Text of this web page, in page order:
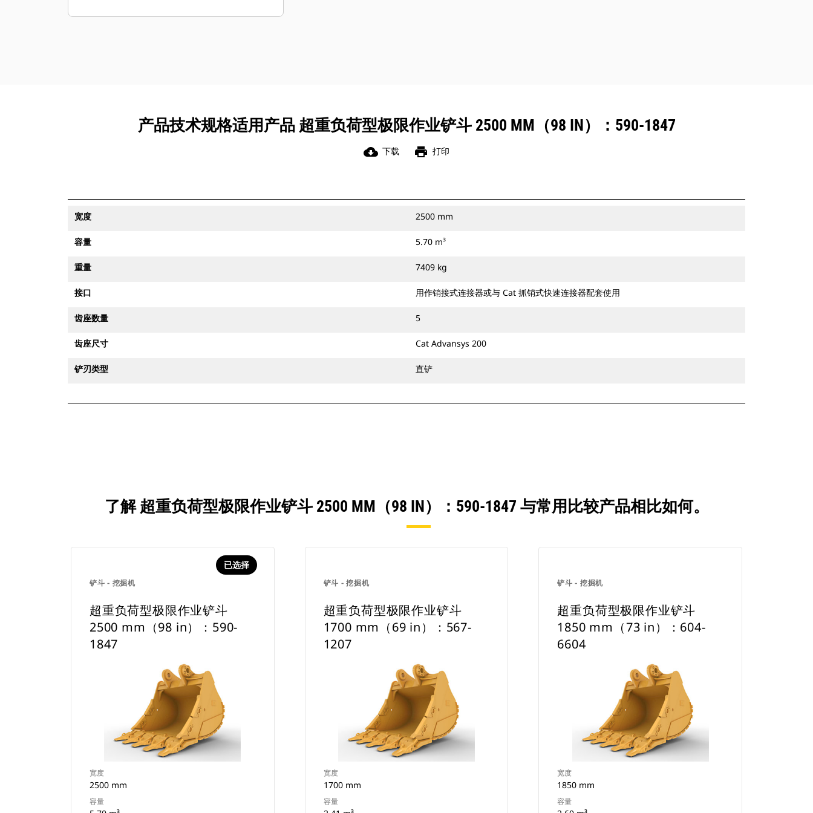
产品技术规格适用产品 超重负荷型极限作业铲斗 2500 MM（98 IN）：590-1847
cloud_download 下载 print 打印
宽度 2500 mm
容量 5.70 m³
重量 7409 kg
接口 用作销接式连接器或与 Cat 抓销式快速连接器配套使用
齿座数量 5
齿座尺寸 Cat Advansys 200
铲刃类型 直铲
了解 超重负荷型极限作业铲斗 2500 MM（98 IN）：590-1847 与常用比较产品相比如何。
铲斗 - 挖掘机
已选择
超重负荷型极限作业铲斗
2500 mm（98 in）：590-
1847
宽度
2500 mm
容量
铲斗 - 挖掘机
超重负荷型极限作业铲斗
1700 mm（69 in）：567-
1207
宽度
1700 mm
容量
铲斗 - 挖掘机
超重负荷型极限作业铲斗
1850 mm（73 in）：604-
6604
宽度
1850 mm
容量